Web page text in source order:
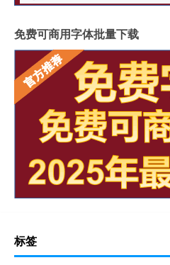
免费可商用字体批量下载
标签